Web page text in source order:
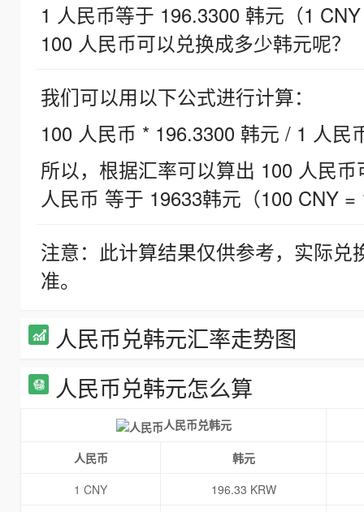
1 人民币等于 196.3300 韩元（1
100 人民币可以兑换成多少韩元呢？
我们可以用以下公式进行计算：
100 人民币 * 196.3300 韩元 / 1 人民
所以，根据汇率可以算出 100 人民
人民币 等于 19633韩元（100 CNY =
注意：此计算结果仅供参考，实际
准。
人民币兑韩元汇率走势图
人民币兑韩元怎么算
人民币兑韩元
人民币
韩元
1 CNY
196.33 KRW